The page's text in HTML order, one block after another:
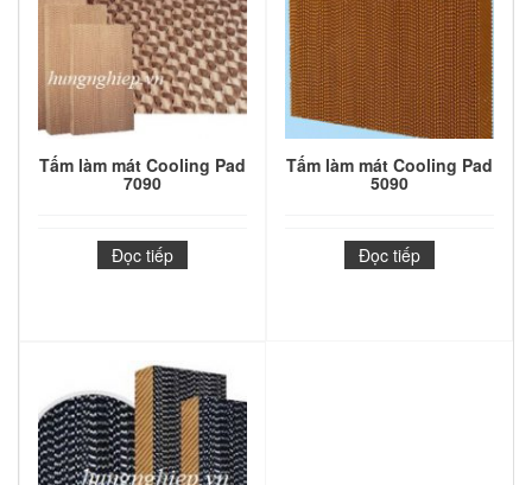
Tấm làm mát Cooling Pad
7090
Đọc tiếp
Tấm làm mát Cooling Pad
5090
Đọc tiếp